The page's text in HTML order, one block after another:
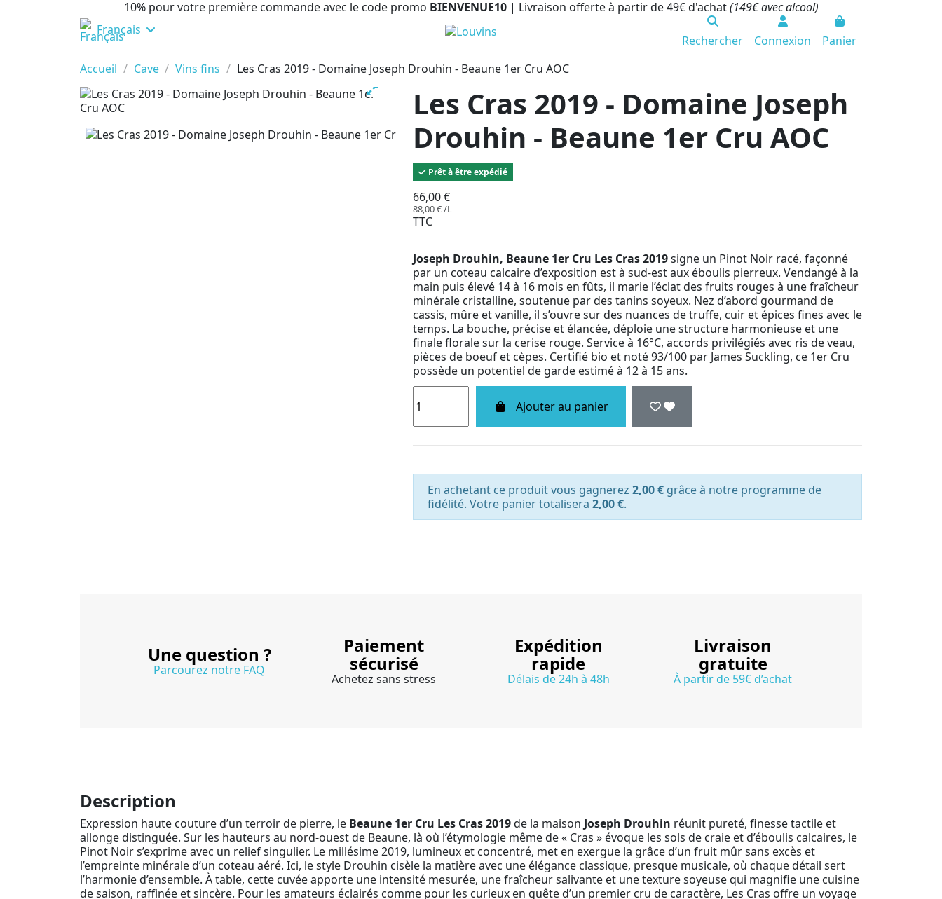
10% pour votre première commande avec le code promo BIENVENUE10 | Livraison offerte à partir de 49€ d'achat(149€ avec alcool)
Français
Rechercher Connexion
Panier
Accueil
Cave Vins fins Les Cras 2019 - Domaine Joseph Drouhin - Beaune 1er Cru AOC
Les Cras 2019 - Domaine Joseph
Drouhin - Beaune 1er Cru AOC
Prêt à être expédié
66,00 €
88,00 € /L
TTC
Joseph Drouhin, Beaune 1er Cru Les Cras 2019signe un Pinot Noir racé, façonné
par un coteau calcaire d’exposition est à sud-est aux éboulis pierreux. Vendangé à la
main puis élevé 14 à 16 mois en fûts, il marie l’éclat des fruits rouges à une fraîcheur
minérale cristalline, soutenue par des tanins soyeux. Nez d’abord gourmand de
cassis, mûre et vanille, il s’ouvre sur des nuances de truffe, cuir et épices fines avec le
temps. La bouche, précise et élancée, déploie une structure harmonieuse et une
finale florale sur la cerise rouge. Service à 16°C, accords privilégiés avec ris de veau,
pièces de boeuf et cèpes. Certifié bio et noté 93/100 par James Suckling, ce 1er Cru
possède un potentiel de garde estimé à 12 à 15 ans.
Ajouter au panier
En achetant ce produit vous gagnerez 2,00 € grâce à notre programme de
fidélité. Votre panier totalisera 2,00 €.
Une question ?
Parcourez notre FAQ
Paiement
sécurisé
Achetez sans stress
Expédition
rapide
Délais de 24h à 48h
Livraison
gratuite
À partir de 59€ d’achat
Description
Expression haute couture d’un terroir de pierre, le Beaune 1er Cru Les Cras 2019de la maison Joseph Drouhin réunit pureté, finesse tactile et
allonge distinguée. Sur les hauteurs au nord-ouest de Beaune, là où l’étymologie même de « Cras » évoque les sols de craie et d’éboulis calcaires, le
Pinot Noir s’exprime avec un relief singulier. Le millésime 2019, lumineux et concentré, met en exergue la grâce d’un fruit mûr sans excès et
l’empreinte minérale d’un coteau aéré. Ici, le style Drouhin cisèle la matière avec une élégance classique, presque musicale, où chaque détail sert
l’harmonie d’ensemble. À table, cette cuvée apporte une intensité mesurée, une fraîcheur salivante et une texture soyeuse qui magnifie une cuisine
de saison, raffinée et sincère. Pour les amateurs éclairés comme pour les curieux en quête d’un premier cru de caractère, Les Cras offre un voyage